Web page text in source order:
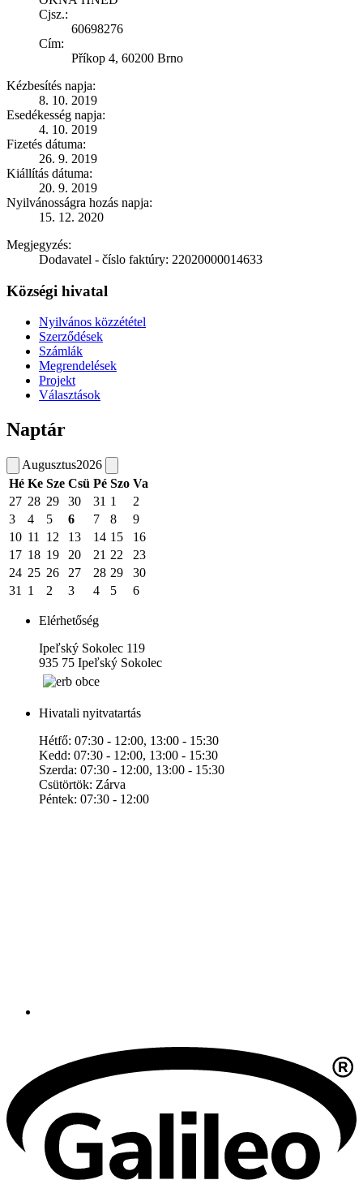
Cjsz.:
60698276
Cím:
Příkop 4, 60200 Brno
Kézbesítés napja:
8. 10. 2019
Esedékesség napja:
4. 10. 2019
Fizetés dátuma:
26. 9. 2019
Kiállítás dátuma:
20. 9. 2019
Nyilvánosságra hozás napja:
15. 12. 2020
Megjegyzés:
Dodavatel - číslo faktúry: 22020000014633
Községi hivatal
Nyilvános közzététel
Szerződések
Számlák
Megrendelések
Projekt
Választások
Naptár
Augusztus2026
Hé Ke Sze Csü Pé Szo Va
27 28 29 30 31 1
2
3
4 5 6 7 8
9
10 11 12 13 14 15
16
17 18 19 20 21 22
23
24 25 26 27 28 29
30
31
1 2 3 4 5 6
Elérhetőség
Ipeľský Sokolec 119
935 75 Ipeľský Sokolec
Hivatali nyitvatartás
Hétfő: 07:30 - 12:00, 13:00 - 15:30
Kedd: 07:30 - 12:00, 13:00 - 15:30
Szerda: 07:30 - 12:00, 13:00 - 15:30
Csütörtök: Zárva
Péntek: 07:30 - 12:00